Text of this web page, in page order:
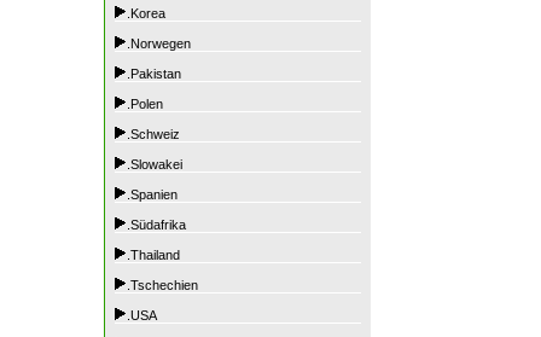
.Korea
.Norwegen
.Pakistan
.Polen
.Schweiz
.Slowakei
.Spanien
.Südafrika
.Thailand
.Tschechien
.USA